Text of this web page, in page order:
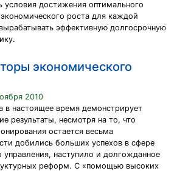
условия достижения оптимального
роста для каждой
эффективную долгосрочную
экономического
2010
в настоящее время демонстрирует
результаты, несмотря на то, что
остается весьма
добились больших успехов в сфере
управления, наступило и долгожданное
реформ. С «помощью высоких